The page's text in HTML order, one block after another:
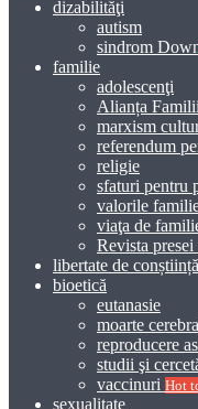
dizabilităţi
autism
sindrom
familie
adolescenţi
Alianța
marxism
referendum
religie
sfaturi pentru
valorile
viaţa de
Revista
libertate de conștiință
bioetică
eutanasie
moarte
reproducere
studii şi
vaccinuri Hot
sexualitate